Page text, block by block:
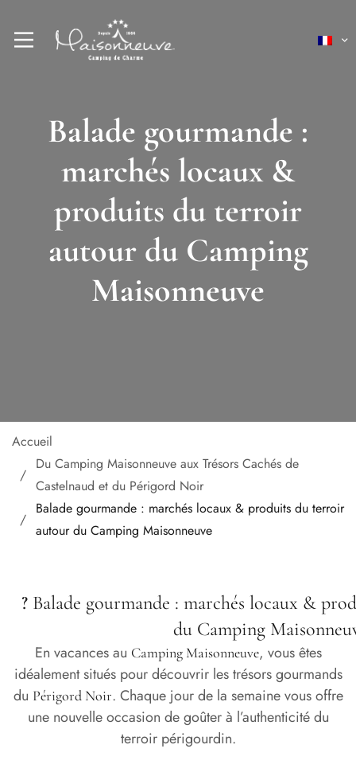
Balade gourmande :
marchés locaux &
produits du terroir
autour du Camping
Maisonneuve
Accueil
Du Camping Maisonneuve aux Trésors Cachés de
Castelnaud et du Périgord Noir
Balade gourmande : marchés locaux & produits du terroir
autour du Camping Maisonneuve
? Balade gourmande : marchés locaux &
du Camping
En vacances au Camping Maisonneuve, vous êtes
idéalement situés pour découvrir les trésors gourmands
du Périgord Noir. Chaque jour de la semaine vous offre
une nouvelle occasion de goûter à l’authenticité du
terroir périgourdin.